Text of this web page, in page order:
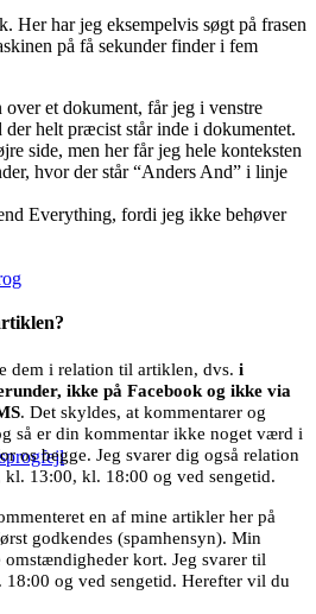
Her har jeg eksempelvis søgt på frasen
på få sekunder finder i fem
over et dokument, får jeg i venstre
helt præcist står inde i dokumentet.
side, men her får jeg hele konteksten
hvor der står “Anders And” i linje
Everything, fordi jeg ikke behøver
dem i relation til artiklen, dvs. i
ikke på Facebook og ikke via
. Det skyldes, at kommentarer og
så er din kommentar ikke noget værd i
os begge. Jeg svarer dig også relation
13:00, kl. 18:00 og ved sengetid.
en af mine artikler her på
godkendes (spamhensyn). Min
omstændigheder kort. Jeg svarer til
og ved sengetid. Herefter vil du